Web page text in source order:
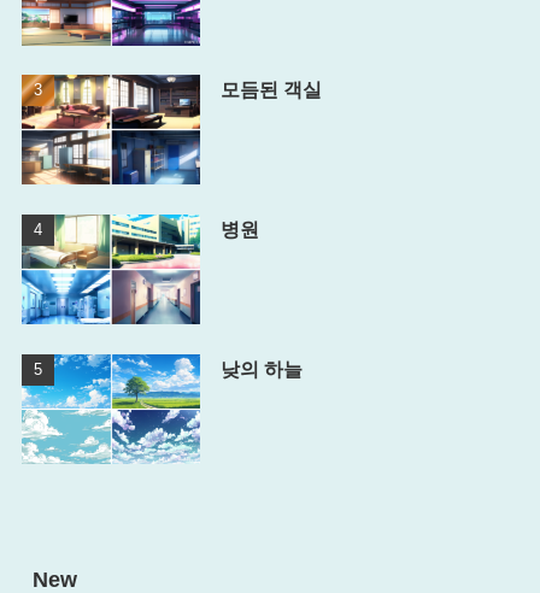
모듬된 객실
병원
낮의 하늘
New